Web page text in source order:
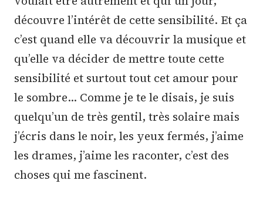
découvre l’intérêt de cette sensibilité. Et ça
c’est quand elle va découvrir la musique et
qu’elle va décider de mettre toute cette
sensibilité et surtout tout cet amour pour
le sombre… Comme je te le disais, je suis
quelqu’un de très gentil, très solaire mais
j’écris dans le noir, les yeux fermés, j’aime
les drames, j’aime les raconter, c’est des
choses qui me fascinent.